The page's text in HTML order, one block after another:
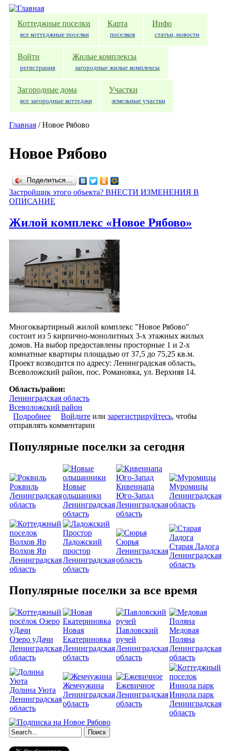
Перейти к основному содержанию
Коттеджные поселки
все коттеджные поселки
Карта
поселков
Инфо
статьи, новости
Войти
регистрация
Жилые комплексы
загородные жилые комплексы
Загородные дома
все загородные коттеджи
Участки
земельные участки
Главная /Новое Рябово
Новое Рябово
Поделиться…
Застройщик этого объекта? ВНЕСТИ ИЗМЕНЕНИЯ В
ОПИСАНИЕ
Жилой комплекс «Новое Рябово»
Многоквартирный жилой комплекс "Новое Рябово"
состоит из 5 кирпично-монолитных 3-х этажных жилых
домов. На выбор предоставлены просторные 1 и 2-х
комнатные квартиры площадью от 37,5 до 75,25 кв.м.
Проект возводится по адресу: Ленинградская область,
Всеволожский район, пос. Романовка, ул. Верхняя 14.
Область/район:
Ленинградская область
Всеволожский район
Подробнее о Жилой комплекс «Новое Рябово»
Войдите или зарегистрируйтесь, чтобы
отправлять комментарии
Популярные поселки за сегодня
Роквиль
Ленинградская
область
Новые
ольшаники
Ленинградская
область
Кивеннапа
Юго-Запад
Ленинградская
область
Муромицы
Ленинградская
область
Волхов Яр
Ленинградская
область
Ладожский
простор
Ленинградская
область
Сюрья
Ленинградская
область
Старая Ладога
Ленинградская
область
Популярные поселки за все время
Озеро уДачи
Ленинградская
область
Новая
Екатериновка
Ленинградская
область
Павловский
ручей
Ленинградская
область
Медовая
Поляна
Ленинградская
область
Долина Уюта
Ленинградская
область
Жемчужина
Ленинградская
область
Ежевичное
Ленинградская
область
Иннола парк
Ленинградская
область
Форма поиска